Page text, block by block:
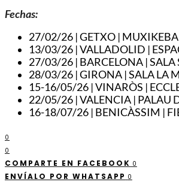
Fechas:
27/02/26 | GETXO |
13/03/26 | VALLADOLID |
27/03/26 | BARCELONA |
28/03/26 | GIRONA | SALA LA
15-16/05/26 | VINARÒS |
22/05/26 | VALENCIA | PALAU
16-18/07/26 | BENICÀSSIM |
0
0
COMPARTE EN FACEBOOK 0
ENVÍALO POR WHATSAPP 0